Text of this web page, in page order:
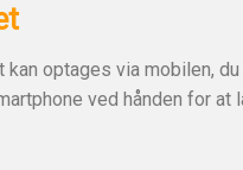
kan optages via mobilen,
ved hånden for at